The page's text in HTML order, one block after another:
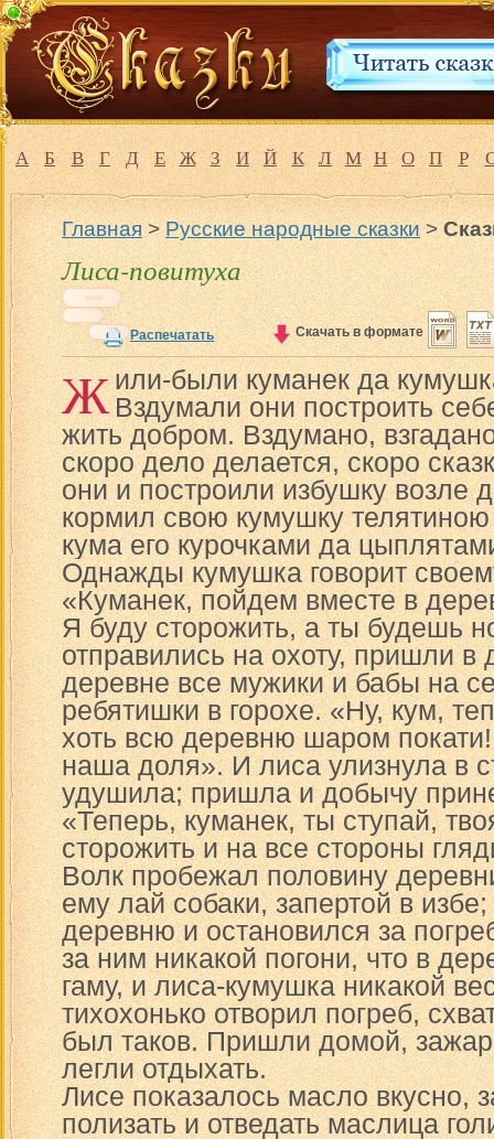
А Б В Г Д Е Ж З И Й К Л М Н О П Р
Главная>Русские народные сказки>
Лиса-повитуха
Распечатать Скачать в формате
Ж или-были куманек да
Вздумали они построить
жить добром. Вздумано,
скоро дело делается, скоро
они и построили избушку возле
кормил свою кумушку
кума его курочками да
Однажды кумушка говорит
«Куманек, пойдем вместе в
Я буду сторожить, а ты будешь
отправились на охоту, пришли в
деревне все мужики и бабы на
ребятишки в горохе. «Ну, кум,
хоть всю деревню шаром
наша доля». И лиса улизнула в
удушила; пришла и добычу
«Теперь, куманек, ты ступай,
сторожить и на все стороны
Волк пробежал половину
ему лай собаки, запертой в
деревню и остановился за
за ним никакой погони, что в
гаму, и лиса-кумушка никакой
тихохонько отворил погреб,
был таков. Пришли домой,
легли отдыхать.
Лисе показалось масло вкусно,
полизать и отведать маслица